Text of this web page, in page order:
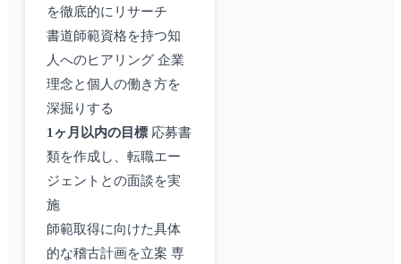
を徹底的にリサーチ
書道師範資格を持つ知
人へのヒアリング 企業
理念と個人の働き方を
深掘りする
1ヶ月以内の目標 応募書
類を作成し、転職エー
ジェントとの面談を実
施
師範取得に向けた具体
的な稽古計画を立案 専